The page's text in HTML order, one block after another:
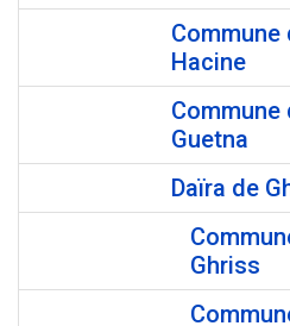
Commune
Hacine
Commune
Guetna
Daïra de
Ghriss